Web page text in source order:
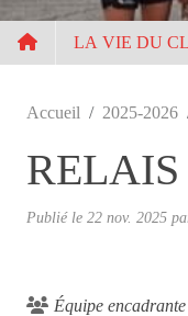
LA VIE DU
Accueil 2025-2026
RELAIS
Publié le 22 nov. 2025
Équipe